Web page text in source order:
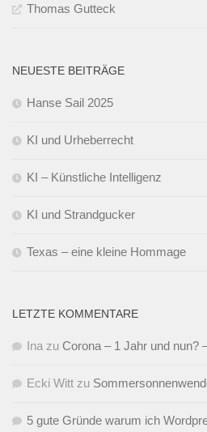
Thomas Gutteck
NEUESTE BEITRÄGE
Hanse Sail 2025
KI und Urheberrecht
KI – Künstliche Intelligenz
KI und Strandgucker
Texas – eine kleine Hommage
LETZTE KOMMENTARE
Ina zu Corona – 1 Jahr und nun?
Ecki Witt zu
5 gute Gründe warum ich